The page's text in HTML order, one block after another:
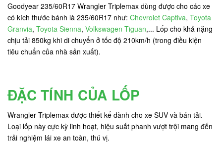
Goodyear 235/60R17 Wrangler Triplemax dùng được cho các xe
có kích thước bánh là 235/60R17 như: Chevrolet Captiva, Toyota
Granvia, Toyota Sienna, Volkswagen Tiguan,... Lốp cho khả nặng
chịu tải 850kg khi di chuyển ở tốc độ 210km/h (trong điều kiện
tiêu chuẩn của nhà sản xuất).
ĐẶC TÍNH CỦA LỐP
Wrangler Triplemax được thiết kế dành cho xe SUV và bán tải.
Loại lốp này cực kỳ linh hoạt, hiệu suất phanh vượt trội mang đến
trải nghiệm lái xe an toàn, thú vị.